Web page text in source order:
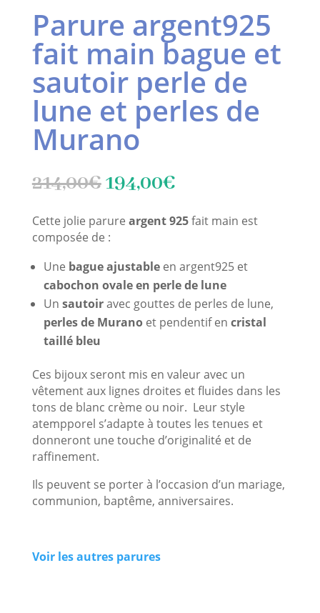
Parure argent925
fait main bague et
sautoir perle de
lune et perles de
Murano
214,00€Le
prix
initial
était :
214,00€.
194,00€Le
actuel
est :
Cette jolie parure argent 925fait main est
composée de :
Une bague ajustableen argent925 et
cabochon ovale en perle de lune
Un sautoiravec gouttes de perles de lune,
perles de Muranoet pendentif en cristal
taillé bleu
Ces bijoux seront mis en valeur avec un
vêtement aux lignes droites et fluides dans les
tons de blanc crème ou noir. Leur style
atempporel s’adapte à toutes les tenues et
donneront une touche d’originalité et de
raffinement.
Ils peuvent se porter à l’occasion d’un mariage,
communion, baptême, anniversaires.
Voir les autres parures